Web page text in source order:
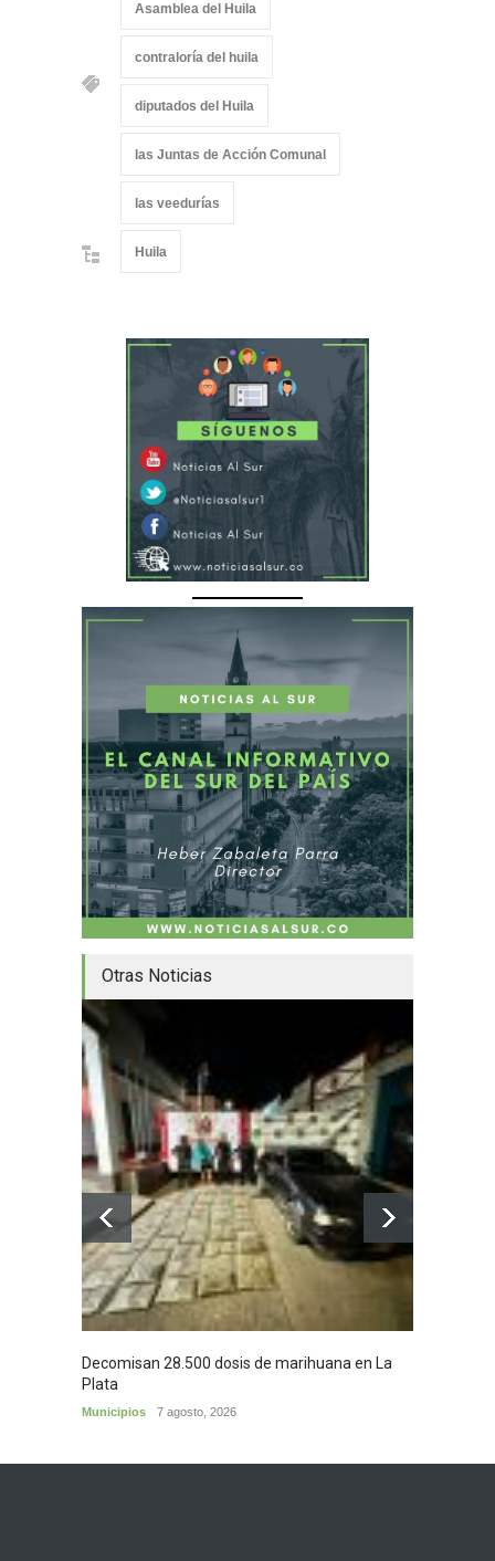
Asamblea del Huila
contraloría del huila
diputados del Huila
las Juntas de Acción Comunal
las veedurías
Huila
Otras Noticias
Decomisan 28.500 dosis de marihuana en La
Plata
Municipios 7 agosto, 2026